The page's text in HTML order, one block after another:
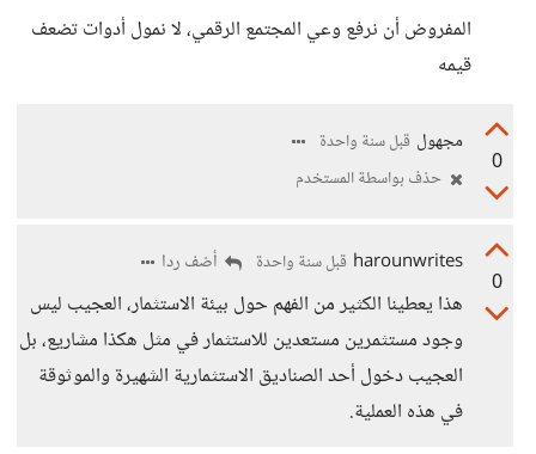
المفروض أن نرفع وعي المجتمع الرقمي، لا نمول أدوات تضعف
قيمه
0
مجهول قبل سنة واحدة
حذف بواسطة المستخدم
0
harounwrites قبل سنة واحدة أضف ردا
هذا يعطينا الكثير من الفهم حول بيئة الاستثمار، العجيب ليس
وجود مستثمرين مستعدين للاستثمار في مثل هكذا مشاريع، بل
العجيب دخول أحد الصناديق الاستثمارية الشهيرة والموثوقة
في هذه العملية.